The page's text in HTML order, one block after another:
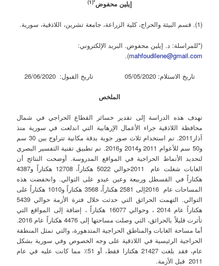
إيلين محفوض*(1)
(1). قسم البيئة والحراج، كلية الزراعة، جامعة تشرين، اللاذقية، سورية.
(*للمراسلة: د. إيلين محفوض. البريد الإلكتروني:
mahfoudilene@gmail.com
).
تاريخ الاستلام: 05/05/2020 تاريخ القبول: 26/06/2020
الملخص
تهدف هذه الدراسة إلى تقدير خسائر القطاع الحراجي في شمال
محافظة اللاذقية جراء الأعمال الإرهابية التي اندلعت في سورية منذ
آذار2011. تم استخدام ثلاث صور جوية بدقة مكانية تتراوح بين 30 سم
و50 سم للأعوام 2011 و2014 و2016. تم تطبيق تقنية التفسير البصري
لتحديد الأنماط الحراجية في المواقع المدروسة. أوضحت النتائج أن
الغابات شغلت عام 2011حوالي 5022 هكتاراً، 12708 هكتاراً و4387
هكتاراً في القسطل وربيعة وعين عيدو على التوالي. وانخفضت هذه
المساحات عام 2016إلى 2581 هكتاراً، 3568 هكتاراً و1010 هكتاراً على
التوالي. التهمت الحرائق التي حدثت خلال فترة الأزمة حوالي 5439
هكتاراً عام 2014 ، وحوالي 16077 هكتاراً ، إضافة إلى المواقع التي
تأثرت قليلاً بالحرائق، التي وصلت مساحتها إلى 4476 هكتاراً عام 2016.
أما مساحة الغابات والمناطق الحراجية المتدهورة، والتي تمثل المنطقة
الحراجية الرئيسية في اللاذقية على وجه الخصوص وفي سورية بشكل
عام، فقد بلغت 21427 هكتارا فقط، أو 51٪ مما كانت عليه في عام
2011 قبل الأزمة.